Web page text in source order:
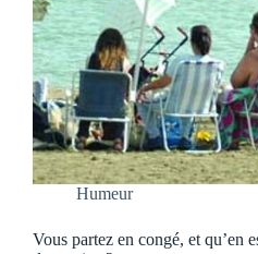
Humeur
Vous partez en congé, et qu’en